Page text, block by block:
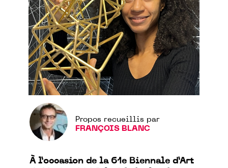
Propos recueillis par
FRANÇOIS BLANC
À l’occasion de la 61e Biennale d’Art